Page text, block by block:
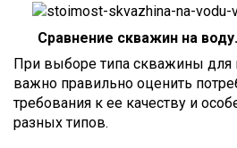
Сравнение скважин на
При выборе типа скважины для
важно правильно оценить
требования к ее качеству и
разных типов.